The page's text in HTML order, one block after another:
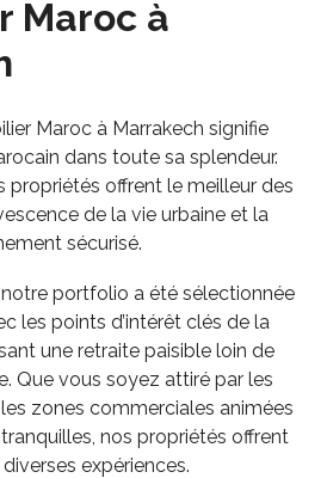
Maroc à
Maroc à Marrakech signifie
dans toute sa splendeur.
propriétés offrent le meilleur des
de la vie urbaine et la
sécurisé.
portfolio a été sélectionnée
les points d’intérêt clés de la
une retraite paisible loin de
Que vous soyez attiré par les
zones commerciales animées
nos propriétés offrent
expériences.